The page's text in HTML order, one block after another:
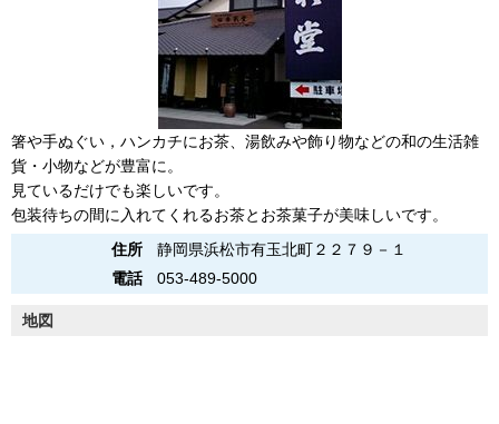
箸や手ぬぐい，ハンカチにお茶、湯飲みや飾り物などの和の生活雑
貨・小物などが豊富に。
見ているだけでも楽しいです。
包装待ちの間に入れてくれるお茶とお茶菓子が美味しいです。
住所
静岡県浜松市有玉北町２２７９－１
電話
053-489-5000
地図